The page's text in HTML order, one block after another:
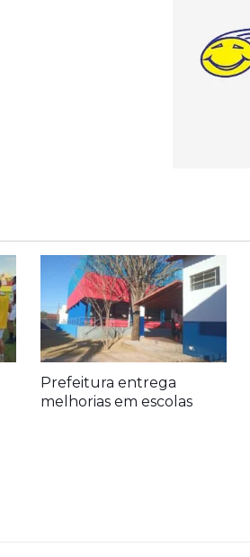
Prefeitura entrega
melhorias em escolas